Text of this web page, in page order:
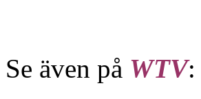
Se även på WTV: